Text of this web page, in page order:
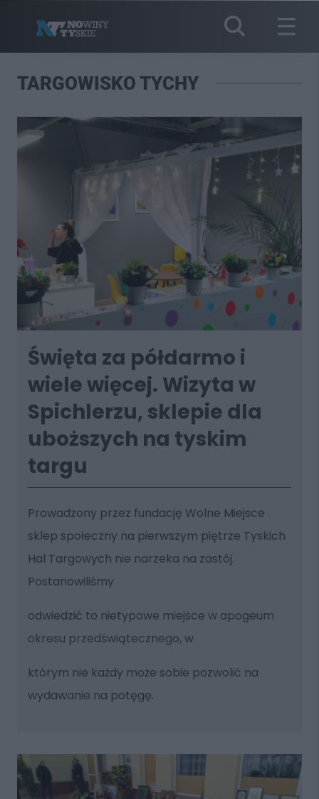
TARGOWISKO TYCHY
Święta za półdarmo i
wiele więcej. Wizyta w
Spichlerzu, sklepie dla
uboższych na tyskim
targu
Prowadzony przez fundację Wolne Miejsce
sklep społeczny na pierwszym piętrze Tyskich
Hal Targowych nie narzeka na zastój.
Postanowiliśmy
odwiedzić to nietypowe miejsce w apogeum
okresu przedświątecznego, w
którym nie każdy może sobie pozwolić na
wydawanie na potęgę.